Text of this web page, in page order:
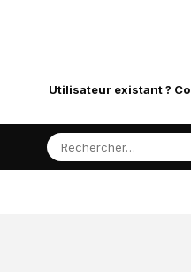
Utilisateur existant ?